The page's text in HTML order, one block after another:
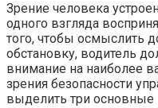
Зрение человека
одного взгляда
того, чтобы осмыслить
обстановку, водитель
внимание на наиболее
зрения безопасности
выделить три основные